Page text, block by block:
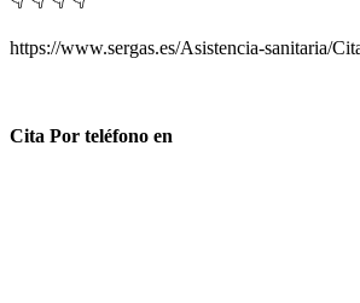
https://www.sergas.es/Asistencia-sanitaria/
Cita Por teléfono en